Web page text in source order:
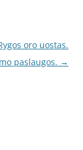
oro uostas.
paslaugos. →